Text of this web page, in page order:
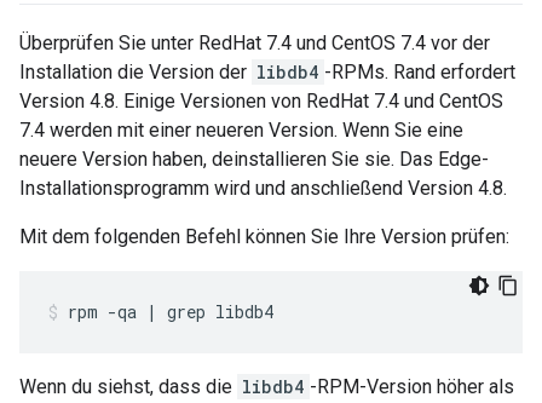
Überprüfen Sie unter RedHat 7.4 und CentOS 7.4 vor der
Installation die Version der libdb4 -RPMs. Rand erfordert
Version 4.8. Einige Versionen von RedHat 7.4 und CentOS
7.4 werden mit einer neueren Version. Wenn Sie eine
neuere Version haben, deinstallieren Sie sie. Das Edge-
Installationsprogramm wird und anschließend Version 4.8.
Mit dem folgenden Befehl können Sie Ihre Version prüfen:
rpm -qa | grep libdb4
Wenn du siehst, dass die libdb4 -RPM-Version höher als